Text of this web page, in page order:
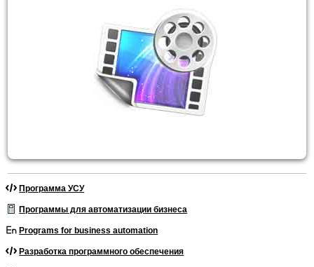
Программа УСУ
Программы для автоматизации бизнеса
Programs for business automation
Разработка программного обеспечения